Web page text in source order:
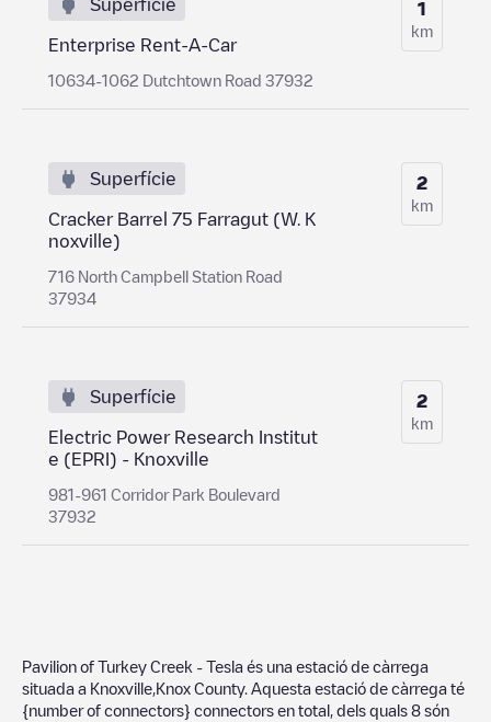
Superfície
Enterprise Rent-A-Car
10634-1062 Dutchtown Road 37932
1
km
Superfície
Cracker Barrel 75 Farragut (W. K
noxville)
716 North Campbell Station Road
37934
2
km
Superfície
Electric Power Research Institut
e (EPRI) - Knoxville
981-961 Corridor Park Boulevard
37932
2
km
Pavilion of Turkey Creek - Tesla és una estació de càrrega
situada a Knoxville Knox County. Aquesta estació de càrrega té
{number of connectors} connectors en total, dels quals 8 són